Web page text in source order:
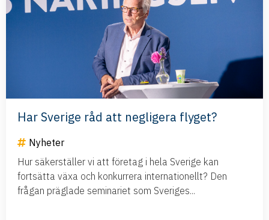
Har Sverige råd att negligera flyget?
Nyheter
Hur säkerställer vi att företag i hela Sverige kan
fortsätta växa och konkurrera internationellt? Den
frågan präglade seminariet som Sveriges...